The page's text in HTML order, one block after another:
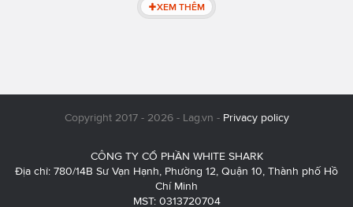
XEM THÊM
Copyright 2017 - 2026 - Lag.vn - Privacy policy
CÔNG TY CỔ PHẦN WHITE SHARK
Địa chỉ: 780/14B Sư Vạn Hạnh, Phường 12, Quận 10, Thành phố Hồ
Chí Minh
MST: 0313720704